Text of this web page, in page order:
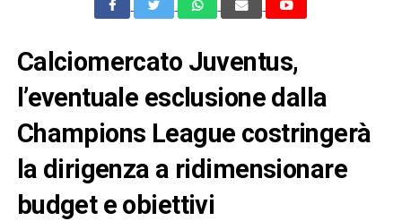
Calciomercato Juventus,
l’eventuale esclusione dalla
Champions League costringerà
la dirigenza a ridimensionare
budget e obiettivi